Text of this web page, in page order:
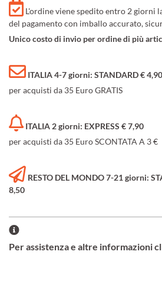
L'ordine viene spedito entro 2 giorni
del pagamento con imballo accurato,
Unico costo di invio per ordine di più
ITALIA 4-7 giorni: STANDARD € 4,90
per acquisti da 35 Euro GRATIS
ITALIA 2 giorni: EXPRESS € 7,90
per acquisti da 35 Euro SCONTATA A 3 €
RESTO DEL MONDO 7-21 giorni:
8,50
Per assistenza e altre informazioni